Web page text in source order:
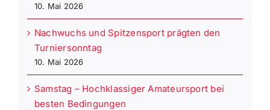
10. Mai 2026
Nachwuchs und Spitzensport prägten den
Turniersonntag
10. Mai 2026
Samstag – Hochklassiger Amateursport bei
besten Bedingungen